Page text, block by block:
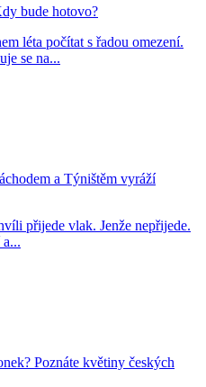
bude hotovo?
léta počítat s řadou omezení.
se na...
a Týništěm vyráží
přijede vlak. Jenže nepřijede.
Poznáte květiny českých